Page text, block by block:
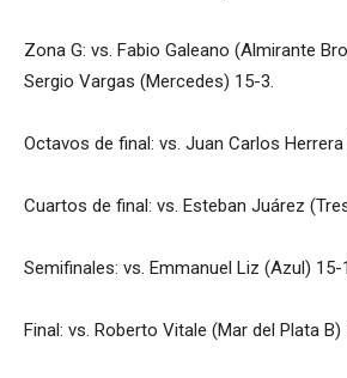
Zona G: vs. Fabio Galeano (Almirante
Sergio Vargas (Mercedes) 15-3.
Octavos de final: vs. Juan Carlos Herrera
Cuartos de final: vs. Esteban Juárez
Semifinales: vs. Emmanuel Liz (Azul) 15-
Final: vs. Roberto Vitale (Mar del Plata B)